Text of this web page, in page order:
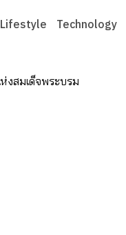
Lifestyle Technology